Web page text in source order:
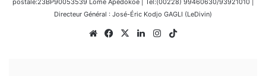
postale:23BP90053539 Lomé Apédokoè | Tel:(00228) 99460630/93921010 |
Directeur Général : José-Éric Kodjo GAGLI (LeDivin)
WebsiteFacebook
X LinkedinInstagram